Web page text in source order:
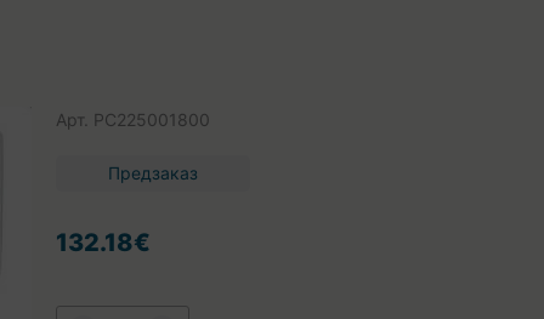
Ваша корзина пуста
Арт. PC225001800
Предзаказ
132.18€